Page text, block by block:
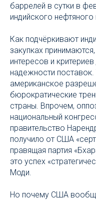
баррелей в сутки в
индийского нефтяного
Как подчёркивают
закупках
интересов и
надежности
американское
бюрократические
страны. Впрочем,
национальный
правительство
получило от США
правящая партия
это успех
Моди.
Но почему США